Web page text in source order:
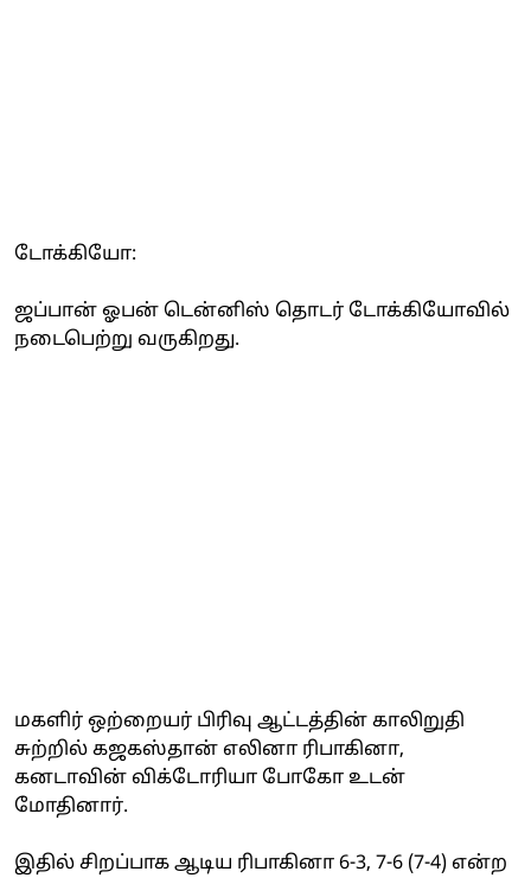
டோக்கியோ:
ஜப்பான் ஓபன் டென்னிஸ் தொடர் டோக்கியோவில்
நடைபெற்று வருகிறது.
மகளிர் ஒற்றையர் பிரிவு ஆட்டத்தின் காலிறுதி
சுற்றில் கஜகஸ்தான் எலினா ரிபாகினா,
கனடாவின் விக்டோரியா போகோ உடன்
மோதினார்.
இதில் சிறப்பாக ஆடிய ரிபாகினா 6-3, 7-6 (7-4) என்ற